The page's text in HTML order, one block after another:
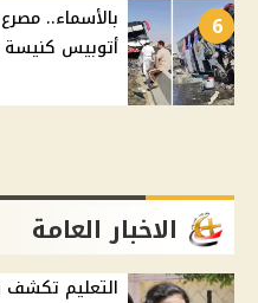
6
أتوبيس كنيسة
الاخبار العامة
التعليم تكشف